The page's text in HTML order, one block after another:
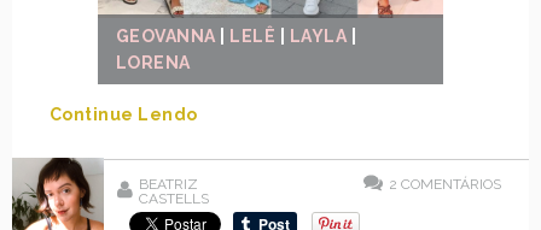
GEOVANNA LELÊ LAYLA
LORENA
Continue Lendo
BEATRIZ
CASTELLS
2 COMENTÁRIOS